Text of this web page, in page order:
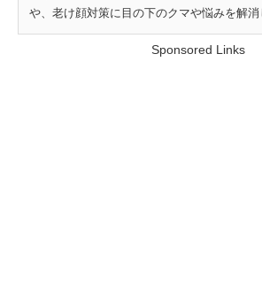
や、老け顔対策に目の下のクマや悩みを解消
Sponsored Links